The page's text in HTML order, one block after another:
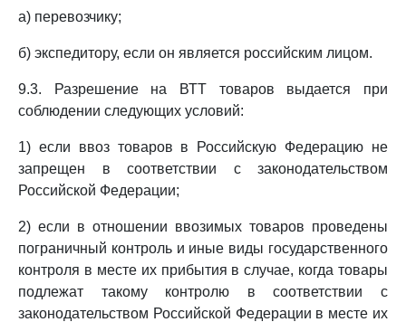
а) перевозчику;
б) экспедитору, если он является российским лицом.
9.3. Разрешение на ВТТ товаров выдается при
соблюдении следующих условий:
1) если ввоз товаров в Российскую Федерацию не
запрещен в соответствии с законодательством
Российской Федерации;
2) если в отношении ввозимых товаров проведены
пограничный контроль и иные виды государственного
контроля в месте их прибытия в случае, когда товары
подлежат такому контролю в соответствии с
законодательством Российской Федерации в месте их